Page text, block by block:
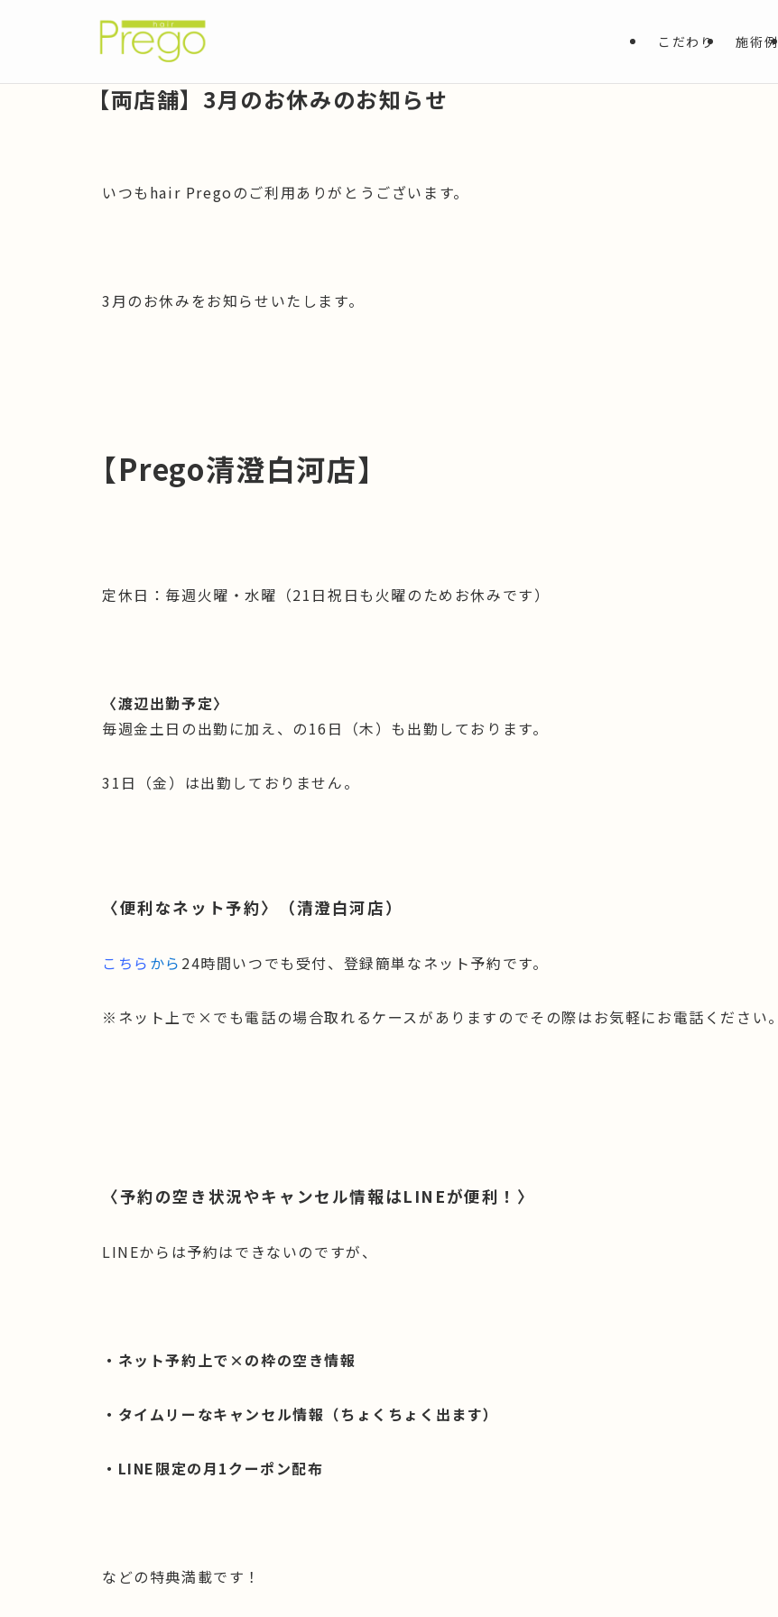
こだわり 施術例
【両店舗】3月のお休みのお知らせ
いつもhair Pregoのご利用ありがとうございます。
3月のお休みをお知らせいたします。
【Prego清澄白河店】
定休日：毎週火曜・水曜（21日祝日も火曜のためお休みです）
〈渡辺出勤予定〉
毎週金土日の出勤に加え、の16日（木）も出勤しております。
31日（金）は出勤しておりません。
〈便利なネット予約〉（清澄白河店）
こちら から 24時間いつでも受付、登録簡単なネット予約です。
※ネット上で×でも電話の場合取れるケースがありますのでその際はお気軽にお電話ください。
〈予約の空き状況やキャンセル情報はLINEが便利！〉
LINEからは予約はできないのですが、
・ネット予約上で×の枠の空き情報
・タイムリーなキャンセル情報（ちょくちょく出ます）
・LINE限定の月1クーポン配布
などの特典満載です！